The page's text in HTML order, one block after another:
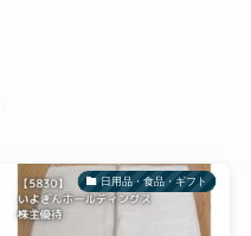
日用品・食品・ギフト